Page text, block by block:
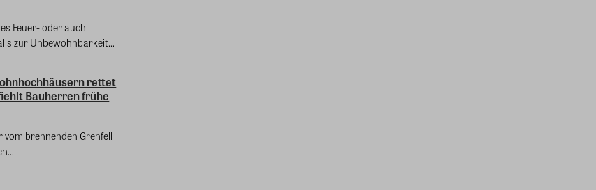
Feuer- oder auch
zur Unbewohnbarkeit...
rettet
Bauherren frühe
vom brennenden Grenfell